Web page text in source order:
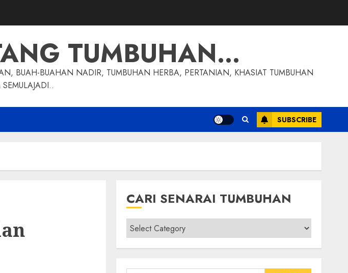
TUMBUHAN…
BUAH-BUAHAN NADIR, TUMBUHAN HERBA, PERTANIAN, KHASIAT TUMBUHAN
SUBSCRIBE
CARI SENARAI TUMBUHAN
Cari
Senarai
Tumbuhan